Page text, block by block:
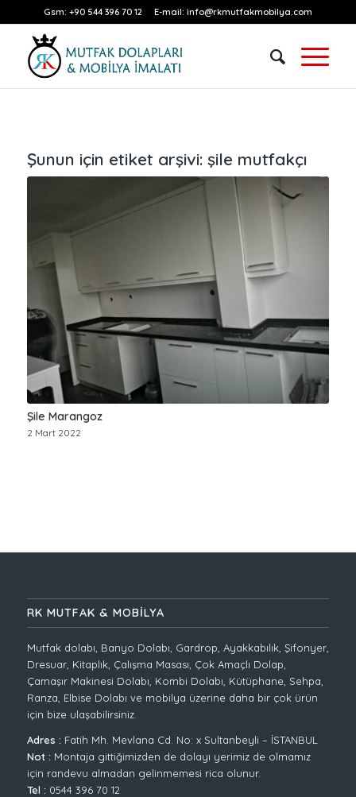
Gsm: +90 544 396 70 12 E-mail: info@rkmutfakmobilya.com
Şunun için etiket arşivi: şile mutfakçı
Şile Marangoz
2 Mart 2022
RK MUTFAK & MOBİLYA
Mutfak dolabı, Banyo Dolabı, Gardrop, Ayakkabılık, Şifonyer,
Dresuar, Kitaplık, Çalışma Masası, Çok Amaçlı Dolap,
Çamaşır Makinesi Dolabı, Kombi Dolabı, Kütüphane, Sehpa,
Ranza, Elbise Dolabı ve mobilya üzerine daha bir çok ürün
için bize ulaşabilirsiniz.
Adres : Fatih Mh. Mevlana Cd. No: x Sultanbeyli – İSTANBUL
Not : Montaja gittiğimizden de dolayı yerimiz de olmamız
için randevu almadan gelinmemesi rica olunur.
Tel : 0544 396 70 12